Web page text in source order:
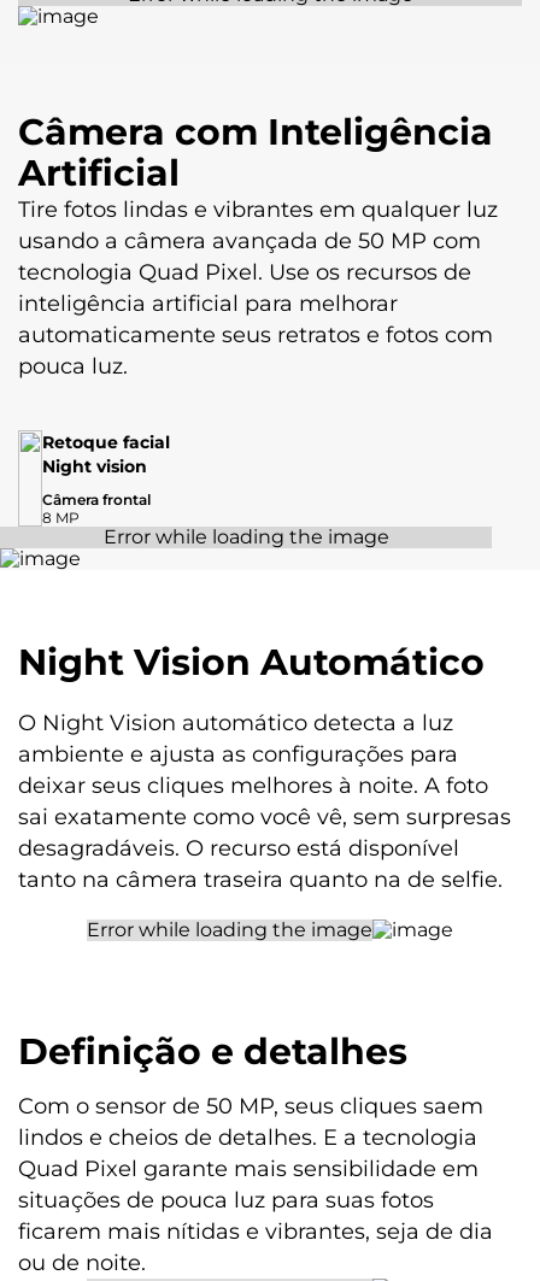
Bluetooth
Bluetooth® 5.4
Radio FM: Sim
Serviços de Localização
GPS; Glonass, GALILEO; QZSS
Conteúdo da Caixa
01 Telefone
01 Manual
12
Câmera com Inteligência
Artificial
Tire fotos lindas e vibrantes em qualquer luz
usando a câmera avançada de 50 MP com
tecnologia Quad Pixel. Use os recursos de
inteligência artificial para melhorar
automaticamente seus retratos e fotos com
pouca luz.
Retoque facial
Night vision
Câmera frontal
8 MP
Night Vision Automático
O Night Vision automático detecta a luz
ambiente e ajusta as configurações para
deixar seus cliques melhores à noite. A foto
sai exatamente como você vê, sem surpresas
desagradáveis. O recurso está disponível
tanto na câmera traseira quanto na de selfie.
Definição e detalhes
Com o sensor de 50 MP, seus cliques saem
lindos e cheios de detalhes. E a tecnologia
Quad Pixel garante mais sensibilidade em
situações de pouca luz para suas fotos
ficarem mais nítidas e vibrantes, seja de dia
ou de noite.